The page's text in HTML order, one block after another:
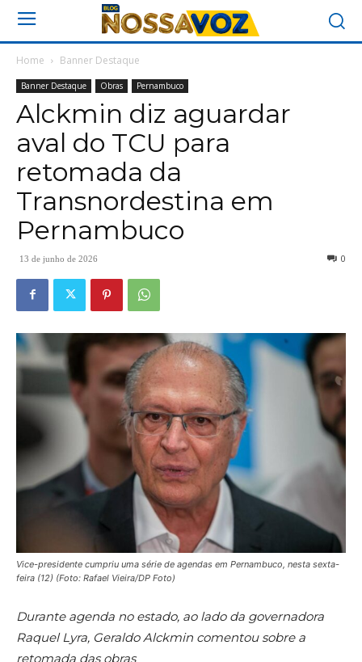
Home Banner Destaque
Banner Destaque Obras Pernambuco
Alckmin diz aguardar
aval do TCU para
retomada da
Transnordestina em
Pernambuco
13 de junho de 2026 0
Vice-presidente cumpriu uma série de agendas em Pernambuco, nesta sexta-
feira (12) (Foto: Rafael Vieira/DP Foto)
Durante agenda no estado, ao lado da governadora
Raquel Lyra, Geraldo Alckmin comentou sobre a
retomada das obras